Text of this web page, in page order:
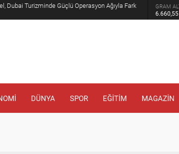
Muhammed Bin Selman ve Şahbaz Şerif ileGRAM ALTIN DOLAR
47,7111
DÜNYA SPOR EĞİTİM MAGAZİN